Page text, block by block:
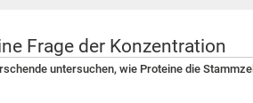
Frage der Konzentration
untersuchen, wie Proteine die